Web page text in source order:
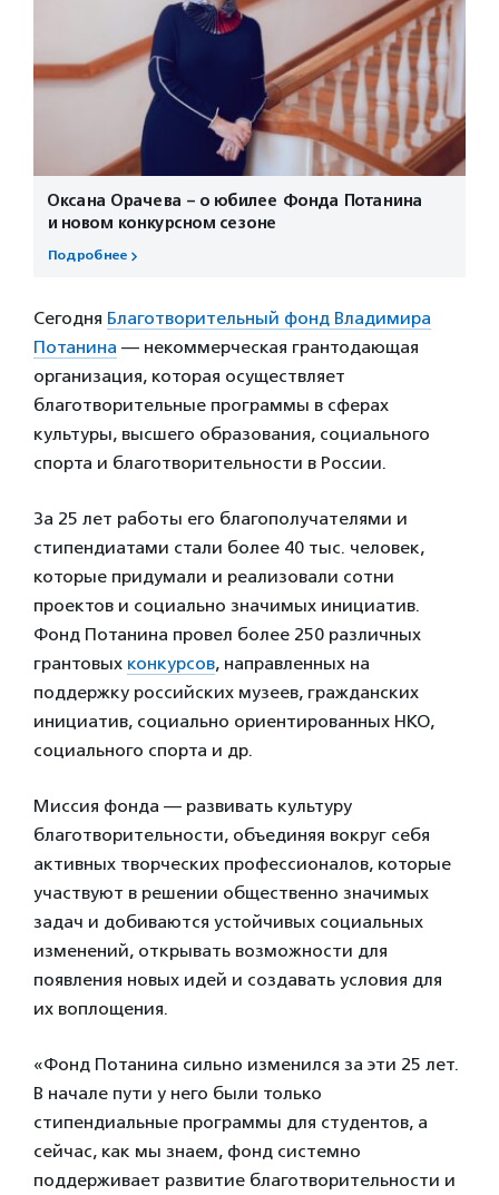
Оксана Орачева – о юбилее Фонда Потанина
и новом конкурсном сезоне
Подробнее
Сегодня Благотворительный фонд Владимира
Потанина — некоммерческая грантодающая
организация, которая осуществляет
благотворительные программы в сферах
культуры, высшего образования, социального
спорта и благотворительности в России.
За 25 лет работы его благополучателями и
стипендиатами стали более 40 тыс. человек,
которые придумали и реализовали сотни
проектов и социально значимых инициатив.
Фонд Потанина провел более 250 различных
грантовых конкурсов, направленных на
поддержку российских музеев, гражданских
инициатив, социально ориентированных НКО,
социального спорта и др.
Миссия фонда — развивать культуру
благотворительности, объединяя вокруг себя
активных творческих профессионалов, которые
участвуют в решении общественно значимых
задач и добиваются устойчивых социальных
изменений, открывать возможности для
появления новых идей и создавать условия для
их воплощения.
«Фонд Потанина сильно изменился за эти 25 лет.
В начале пути у него были только
стипендиальные программы для студентов, а
сейчас, как мы знаем, фонд системно
поддерживает развитие благотворительности и